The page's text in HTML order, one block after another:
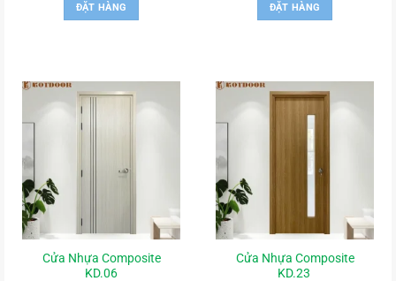
ĐẶT HÀNG ĐẶT HÀNG
Cửa Nhựa Composite
KD.06
Cửa Nhựa Composite
KD.23